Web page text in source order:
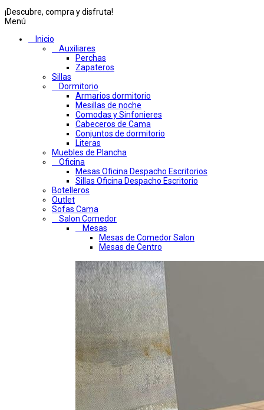
¡Descubre, compra y disfruta!
Menú
Inicio
Auxiliares
Perchas
Zapateros
Sillas
Dormitorio
Armarios dormitorio
Mesillas de noche
Comodas y Sinfonieres
Cabeceros de Cama
Conjuntos de dormitorio
Literas
Muebles de Plancha
Oficina
Mesas Oficina Despacho Escritorios
Sillas Oficina Despacho Escritorio
Botelleros
Outlet
Sofas Cama
Salon Comedor
Mesas
Mesas de Comedor Salon
Mesas de Centro